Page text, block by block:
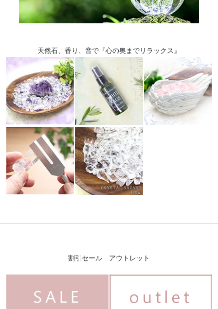
天然石、香り、音で『心の奥までリラックス』
割引セール アウトレット